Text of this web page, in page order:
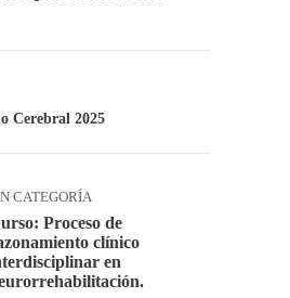
Cerebral 2025
CATEGORÍA
Proceso de
clínico
en